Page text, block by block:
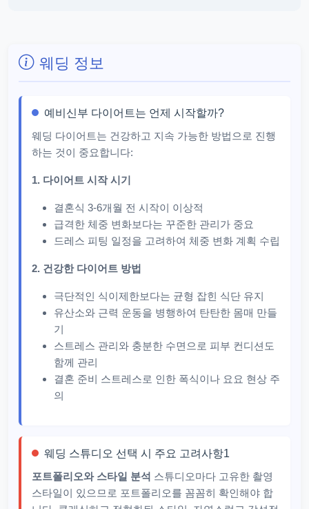
웨딩 정보
예비신부 다이어트는 언제 시작할까?
웨딩 다이어트는 건강하고 지속 가능한 방법으로 진행
하는 것이 중요합니다:
1. 다이어트 시작 시기
결혼식 3-6개월 전 시작이 이상적
급격한 체중 변화보다는 꾸준한 관리가 중요
드레스 피팅 일정을 고려하여 체중 변화 계획 수립
2. 건강한 다이어트 방법
극단적인 식이제한보다는 균형 잡힌 식단 유지
유산소와 근력 운동을 병행하여 탄탄한 몸매 만들
기
스트레스 관리와 충분한 수면으로 피부 컨디션도
함께 관리
결혼 준비 스트레스로 인한 폭식이나 요요 현상 주
의
웨딩 스튜디오 선택 시 주요 고려사항1
포트폴리오와 스타일 분석 스튜디오마다 고유한 촬영
스타일이 있으므로 포트폴리오를 꼼꼼히 확인해야 합